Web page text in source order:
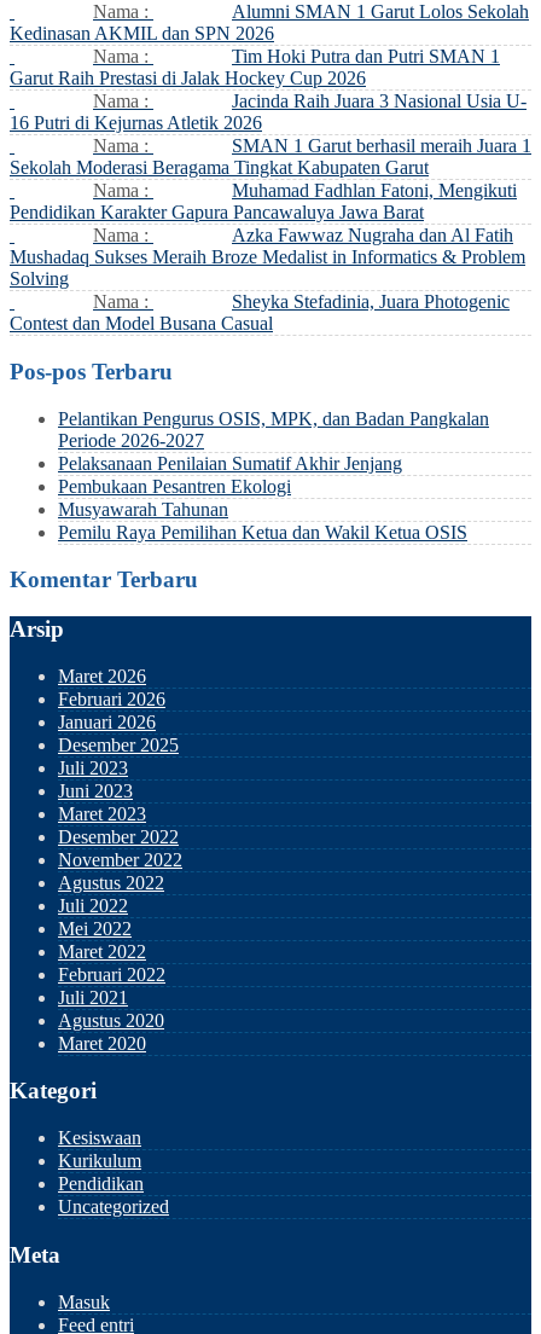
Nama :
Alumni SMAN 1 Garut Lolos Sekolah
Kedinasan AKMIL dan SPN 2026
Nama :
Tim Hoki Putra dan Putri SMAN 1
Garut Raih Prestasi di Jalak Hockey Cup 2026
Nama :
Jacinda Raih Juara 3 Nasional Usia U-
16 Putri di Kejurnas Atletik 2026
Nama :
SMAN 1 Garut berhasil meraih Juara 1
Sekolah Moderasi Beragama Tingkat Kabupaten Garut
Nama :
Muhamad Fadhlan Fatoni, Mengikuti
Pendidikan Karakter Gapura Pancawaluya Jawa Barat
Nama :
Azka Fawwaz Nugraha dan Al Fatih
Mushadaq Sukses Meraih Broze Medalist in Informatics & Problem
Solving
Nama :
Sheyka Stefadinia, Juara Photogenic
Contest dan Model Busana Casual
Pos-pos Terbaru
Pelantikan Pengurus OSIS, MPK, dan Badan Pangkalan
Periode 2026-2027
Pelaksanaan Penilaian Sumatif Akhir Jenjang
Pembukaan Pesantren Ekologi
Musyawarah Tahunan
Pemilu Raya Pemilihan Ketua dan Wakil Ketua OSIS
Komentar Terbaru
Arsip
Maret 2026
Februari 2026
Januari 2026
Desember 2025
Juli 2023
Juni 2023
Maret 2023
Desember 2022
November 2022
Agustus 2022
Juli 2022
Mei 2022
Maret 2022
Februari 2022
Juli 2021
Agustus 2020
Maret 2020
Kategori
Kesiswaan
Kurikulum
Pendidikan
Uncategorized
Meta
Masuk
Feed entri